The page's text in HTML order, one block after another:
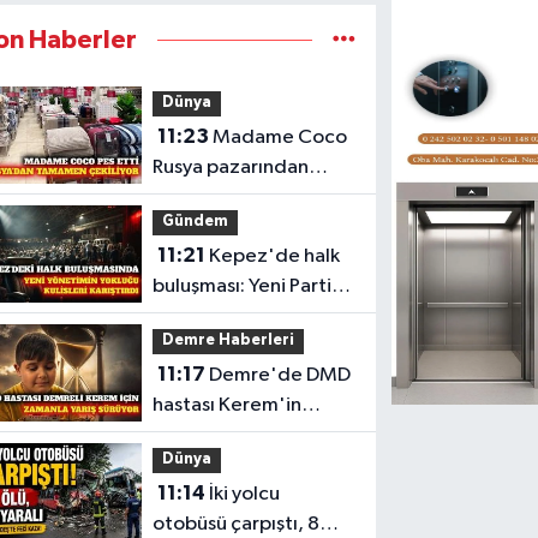
Haberler
Dünya
11:23 Madame Coco
Rusya pazarından
tamamen çekilme
kararı aldı
Gündem
11:21
buluşması: Yeni Parti
yönetimi katılmadı
Demre Haberleri
11:17
hastası Kerem'in
kampanyası yüzde
46'ya ulaştı
Dünya
11:14
otobüsü çarpıştı, 8